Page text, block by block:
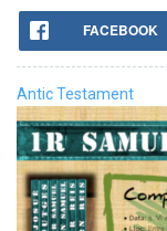
FACEBOOK
Antic Testament